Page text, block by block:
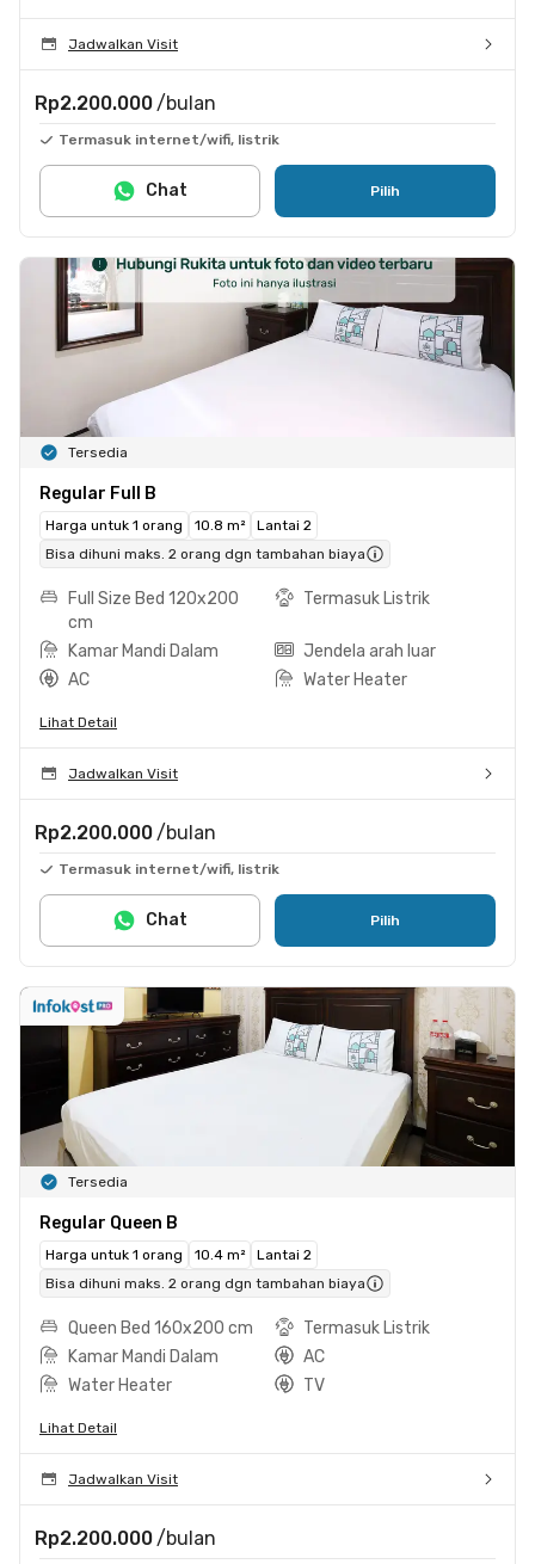
Jadwalkan Visit
Rp2.200.000 /bulan
Termasuk internet/wifi, listrik
Pilih
Chat
Tersedia
Regular Full B
Harga untuk 1 orang 10.8 m²
Lantai 2
Bisa dihuni maks. 2 orang dgn tambahan biaya
Full Size Bed 120x200
cm
Termasuk Listrik
Kamar Mandi Dalam
Jendela arah luar
AC
Water Heater
Lihat Detail
Jadwalkan Visit
Rp2.200.000 /bulan
Termasuk internet/wifi, listrik
Pilih
Chat
Tersedia
Regular Queen B
Harga untuk 1 orang 10.4 m²
Lantai 2
Bisa dihuni maks. 2 orang dgn tambahan biaya
Queen Bed 160x200 cm
Termasuk Listrik
Kamar Mandi Dalam
AC
Water Heater
TV
Lihat Detail
Jadwalkan Visit
Rp2.200.000 /bulan